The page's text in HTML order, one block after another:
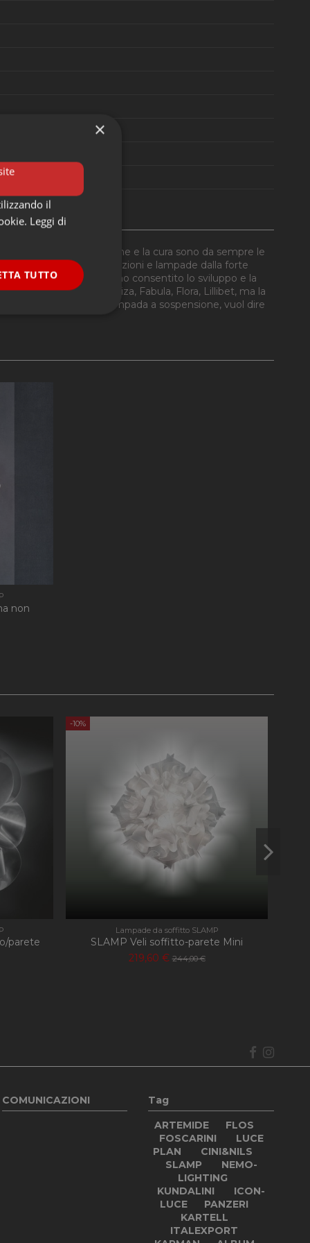
La ricerca, l’innovazione e la cura sono da sempre le
nel tempo collezioni e lampade dalla forte
talenti del design, hanno consentito lo sviluppo e la
Etolie Charlotte, Liza, Fabula, Flora, Lillibet, ma la
soffitto, oppure una lampada a sospensione, vuol dire
non
parete
-10%
Lampade da soffitto SLAMP
SLAMP Veli soffitto-parete Mini
219,60 € 244,00 €
COMUNICAZIONI Tag
ARTEMIDE
FLOS
FOSCARINI
LUCE
PLAN
CINI&NILS
SLAMP
NEMO-
LIGHTING
KUNDALINI
ICON-
LUCE
PANZERI
KARTELL
ITALEXPORT
×
il
Leggi di
TUTTO
gestione
Script.com per
visitatori. È
funzioni
PHP. Si
mantenere le
numero generato
può essere
uno stato
dei siti.
e
e viene utilizzato
Analytics,
la frequenza
alto traffico.
per mantenere lo